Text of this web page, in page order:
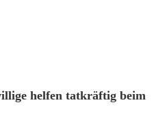
helfen tatkräftig beim